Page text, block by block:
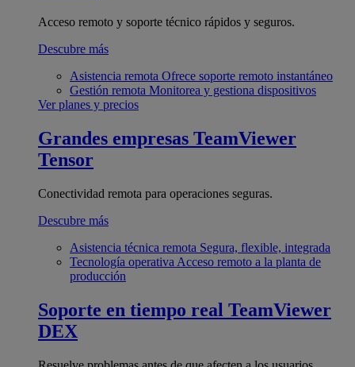
Acceso remoto y soporte técnico rápidos y seguros.
Descubre más
Asistencia remota Ofrece soporte remoto instantáneo
Gestión remota Monitorea y gestiona dispositivos
Ver planes y precios
Grandes empresas TeamViewer
Tensor
Conectividad remota para operaciones seguras.
Descubre más
Asistencia técnica remota Segura, flexible, integrada
Tecnología operativa Acceso remoto a la planta de
producción
Soporte en tiempo real TeamViewer
DEX